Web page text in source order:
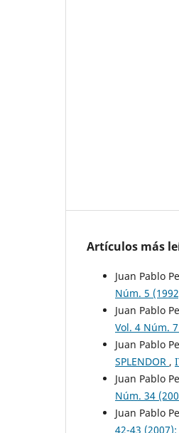
Artículos más
Juan Pablo
Núm. 5
Juan Pablo
Vol. 4 Núm.
Juan Pablo
SPLENDOR ,
Juan Pablo
Núm. 34
Juan Pablo
42-43